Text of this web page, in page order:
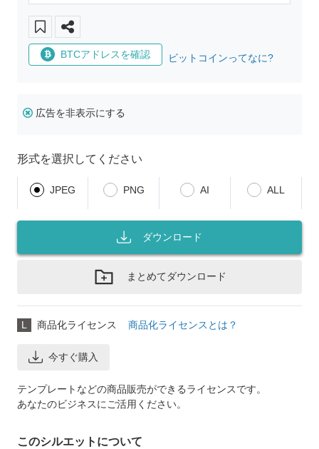
BTCアドレスを確認 ビットコインってなに?
広告を非表示にする
形式を選択してください
JPEG PNG AI ALL
ダウンロード
まとめてダウンロード
L 商品化ライセンス 商品化ライセンスとは？
今すぐ購入
テンプレートなどの商品販売ができるライセンスです。
あなたのビジネスにご活用ください。
このシルエットについて